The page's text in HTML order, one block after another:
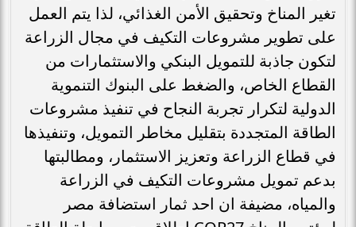
تغير المناخ وتحقيق الأمن الغذائي، لذا يتم العمل
على تطوير مشروعات التكيف في مجال الزراعة
لتكون جاذبة للتمويل البنكي والاستثمارات من
القطاع الخاص، والضغط على البنوك التنموية
الدولية لتكرار تجربة النجاح في تنفيذ مشروعات
الطاقة المتجددة بتقليل مخاطر التمويل، وتنفيذها
في قطاع الزراعة وتعزيز الاستثمار، ومطالبتها
بدعم تمويل مشروعات التكيف في الزراعة
والمياه، مضيفة ان احد ثمار استضافة مصر